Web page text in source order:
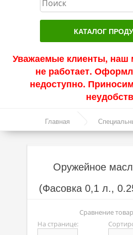
КАТАЛОГ
Актуальные продукты
Акции
Синтетические масла
Минеральные масла
Масло с молибденом
Линейка масел Molygen
Линейка масел Top Tec
Уважаемые клиенты, наш
не работает.
недоступно.
Главная
Оружейное
(Фасовка 0,1 л.,
Сравнение
На странице: